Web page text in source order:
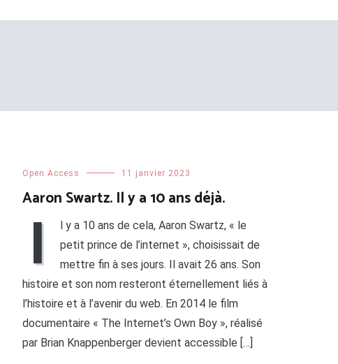
Open Access 11 janvier 2023
Aaron Swartz. Il y a 10 ans déjà.
I
l y a 10 ans de cela, Aaron Swartz, « le
petit prince de l’internet », choisissait de
mettre fin à ses jours. Il avait 26 ans. Son
histoire et son nom resteront éternellement liés à
l’histoire et à l’avenir du web. En 2014 le film
documentaire « The Internet’s Own Boy », réalisé
par Brian Knappenberger devient accessible […]